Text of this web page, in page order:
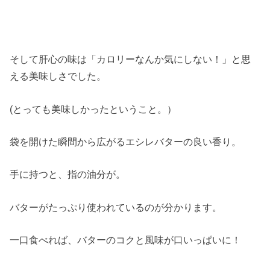
そして肝心の味は「カロリーなんか気にしない！」と思
える美味しさでした。
(とっても美味しかったということ。）
袋を開けた瞬間から広がるエシレバターの良い香り。
手に持つと、指の油分が。
バターがたっぷり使われているのが分かります。
一口食べれば、バターのコクと風味が口いっぱいに！